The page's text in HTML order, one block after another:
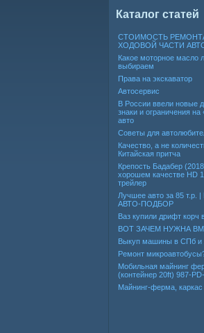
Каталог статей
СТОИМОСТЬ
ХОДОВОЙ ЧАСТИ
Какое моторное масло
выбираем
Права на экскаватор
Автосервис
В России ввели новые
знаки и ограничения на
авто
Советы для
Качество, а не
Китайская притча
Крепость Бадабер
хорошем качестве HD
трейлер
Лучшее авто за 85 т.р.
АВТО-ПОДБОР
Ваз купили дрифт корч
ВОТ ЗАЧЕМ НУЖНА
Выкуп машины в СПб и
Ремонт
Мобильная майнинг
(контейнер 20ft) 987-
Майнинг-ферма, каркас